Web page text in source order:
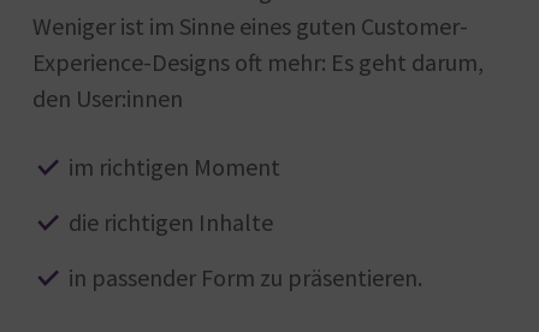
Weniger ist im Sinne eines guten Customer-
Experience-Designs oft mehr: Es geht darum,
den User:innen
im richtigen Moment
die richtigen Inhalte
in passender Form zu präsentieren.